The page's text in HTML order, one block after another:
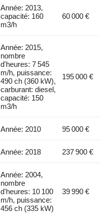
Année: 2013,
capacité: 160
m3/h
60 000 €
Année: 2015,
nombre
d'heures: 7 545
m/h, puissance:
490 ch (360 kW),
carburant: diesel,
capacité: 150
m3/h
195 000 €
Année: 2010 95 000 €
Année: 2018 237 900 €
Année: 2004,
nombre
d'heures: 10 100
m/h, puissance:
456 ch (335 kW)
39 990 €